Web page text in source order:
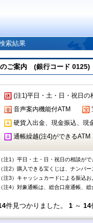
索結果
のご案内 (銀行コード 0125)
(注1)平日・土・日・祝日の
音声案内機能付ATM
硬貨入出金、現金振込、現
通帳繰越(注4)ができるATM
（注1）平日・土・日・祝日の相談が
（注2）購入できる宝くじは、ナンバ
（注3）キャッシュカードによる振込
（注4）対象通帳は、総合口座通帳、
件見つかりました。 1～ 14